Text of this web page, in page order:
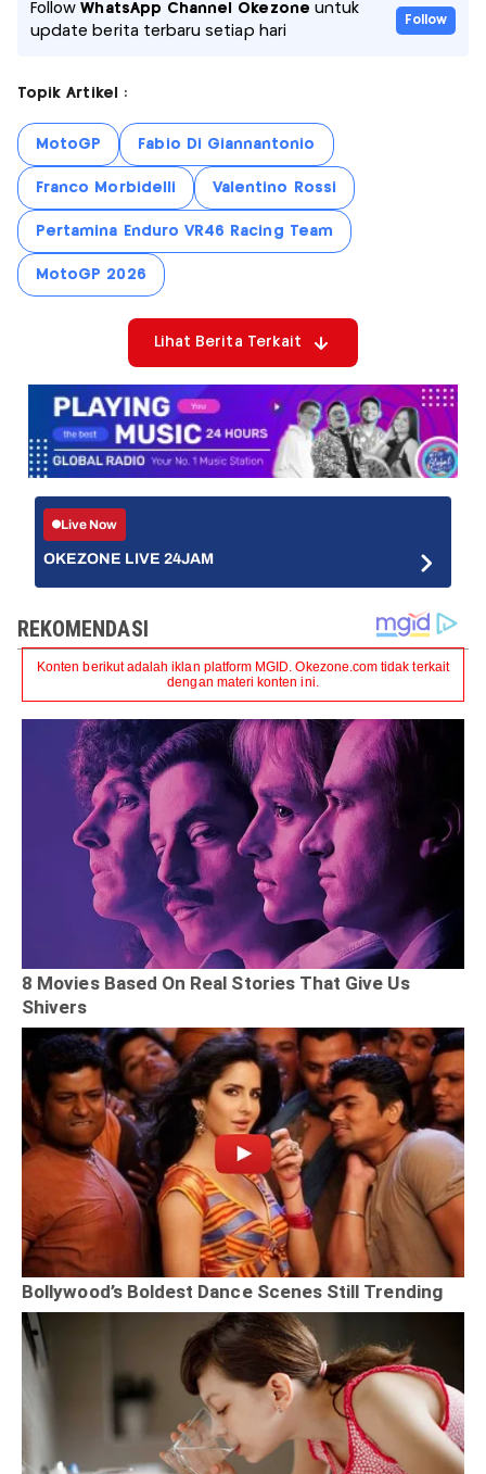
FollowWhatsApp Channel Okezone untuk
update berita terbaru setiap hari
Follow
Topik Artikel :
MotoGP Fabio Di Giannantonio
Franco Morbidelli Valentino Rossi
Pertamina Enduro VR46 Racing Team
MotoGP 2026
Lihat Berita Terkait
Live Now
OKEZONE LIVE 24JAM